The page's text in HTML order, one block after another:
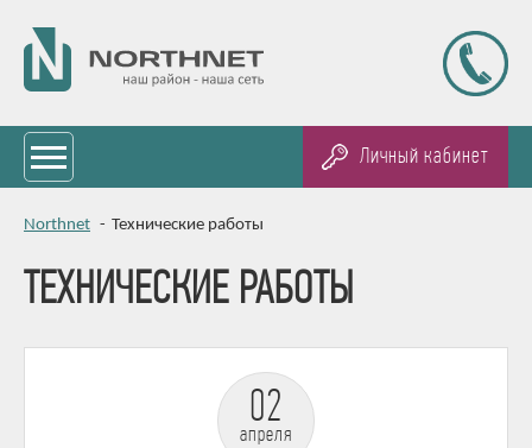
Личный кабинет
Northnet - Технические работы
ТЕХНИЧЕСКИЕ РАБОТЫ
02
апреля